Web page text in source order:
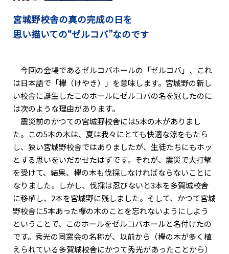
宮城野校舎の真の完成の日を
思い描いての“ゼルコバ”なのです
今回の会場であるゼルコバホールの「ゼルコバ」、これ
は日本語で「欅（けやき）」を意味します。宮城野の新し
い校舎に誕生したこのホールにゼルコバの名を冠したのに
は次のような理由があります。
震災前のかつての宮城野校舎には5本の木がありまし
た。この5本の木は、夏は我々にとても快適な涼をもたら
し、狭い宮城野校舎ではありましたが、生徒たちにもホッ
とする思いをいだかせたはずです。それが、震災で大打撃
を受けて、結果、欅の木も伐採しなければならないことに
なりました。しかし、伐採は忍びないと3本を多賀城校舎
に移植し、2本を宮城野に残しました。そして、かつて宮城
野校舎に5本あった欅の木のことを忘れないようにしよう
ということで、このホールをゼルコバホールと名付けたの
です。秀光の同窓会の名称が、以前から（欅の木が多く植
えられている多賀城校舎にかつて秀光があったことから）